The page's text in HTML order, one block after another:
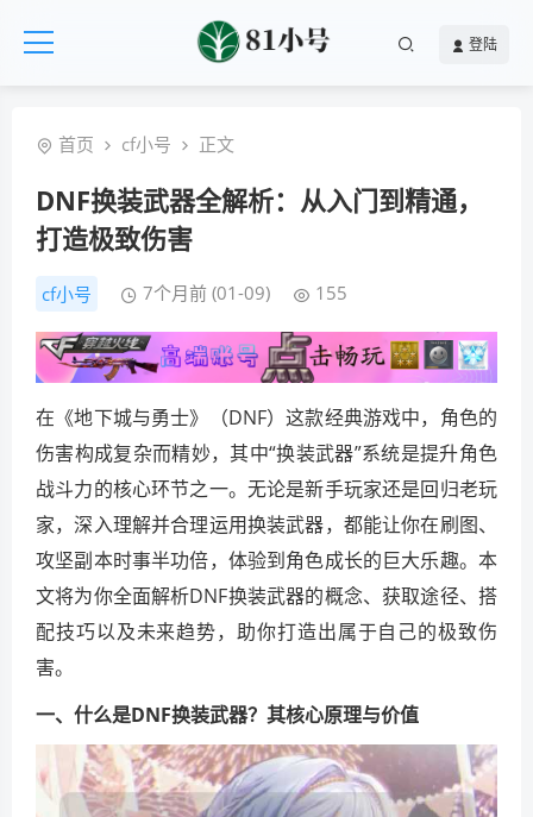
登陆
首页 cf小号 正文
DNF换装武器全解析：从入门到精通，
打造极致伤害
cf小号 7个月前 (01-09) 155
在《地下城与勇士》（DNF）这款经典游戏中，角色的
伤害构成复杂而精妙，其中“换装武器”系统是提升角色
战斗力的核心环节之一。无论是新手玩家还是回归老玩
家，深入理解并合理运用换装武器，都能让你在刷图、
攻坚副本时事半功倍，体验到角色成长的巨大乐趣。本
文将为你全面解析DNF换装武器的概念、获取途径、搭
配技巧以及未来趋势，助你打造出属于自己的极致伤
害。
一、什么是DNF换装武器？其核心原理与价值